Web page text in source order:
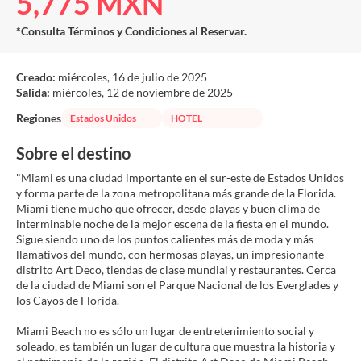
*Consulta Términos y Condiciones al Reservar.
Creado: miércoles, 16 de julio de 2025
Salida: miércoles, 12 de noviembre de 2025
Regiones
Estados Unidos HOTEL
Sobre el destino
"Miami es una ciudad importante en el sur-este de Estados Unidos
y forma parte de la zona metropolitana más grande de la Florida.
Miami tiene mucho que ofrecer, desde playas y buen clima de
interminable noche de la mejor escena de la fiesta en el mundo.
Sigue siendo uno de los puntos calientes más de moda y más
llamativos del mundo, con hermosas playas, un impresionante
distrito Art Deco, tiendas de clase mundial y restaurantes. Cerca
de la ciudad de Miami son el Parque Nacional de los Everglades y
los Cayos de Florida.
Miami Beach no es sólo un lugar de entretenimiento social y
soleado, es también un lugar de cultura que muestra la historia y